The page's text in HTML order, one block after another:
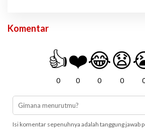
Komentar
👍
0
❤️
0
😂
0
😧
0
Isi komentar sepenuhnya adalah tanggung jawab